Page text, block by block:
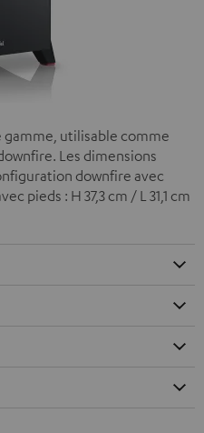
gamme, utilisable comme
Les dimensions
downfire avec
pieds : H 37,3 cm / L 31,1 cm